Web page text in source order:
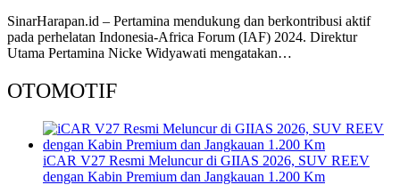
SinarHarapan.id – Pertamina mendukung dan berkontribusi aktif
pada perhelatan Indonesia-Africa Forum (IAF) 2024. Direktur
Utama Pertamina Nicke Widyawati mengatakan…
OTOMOTIF
iCAR V27 Resmi Meluncur di GIIAS 2026, SUV REEV
dengan Kabin Premium dan Jangkauan 1.200 Km